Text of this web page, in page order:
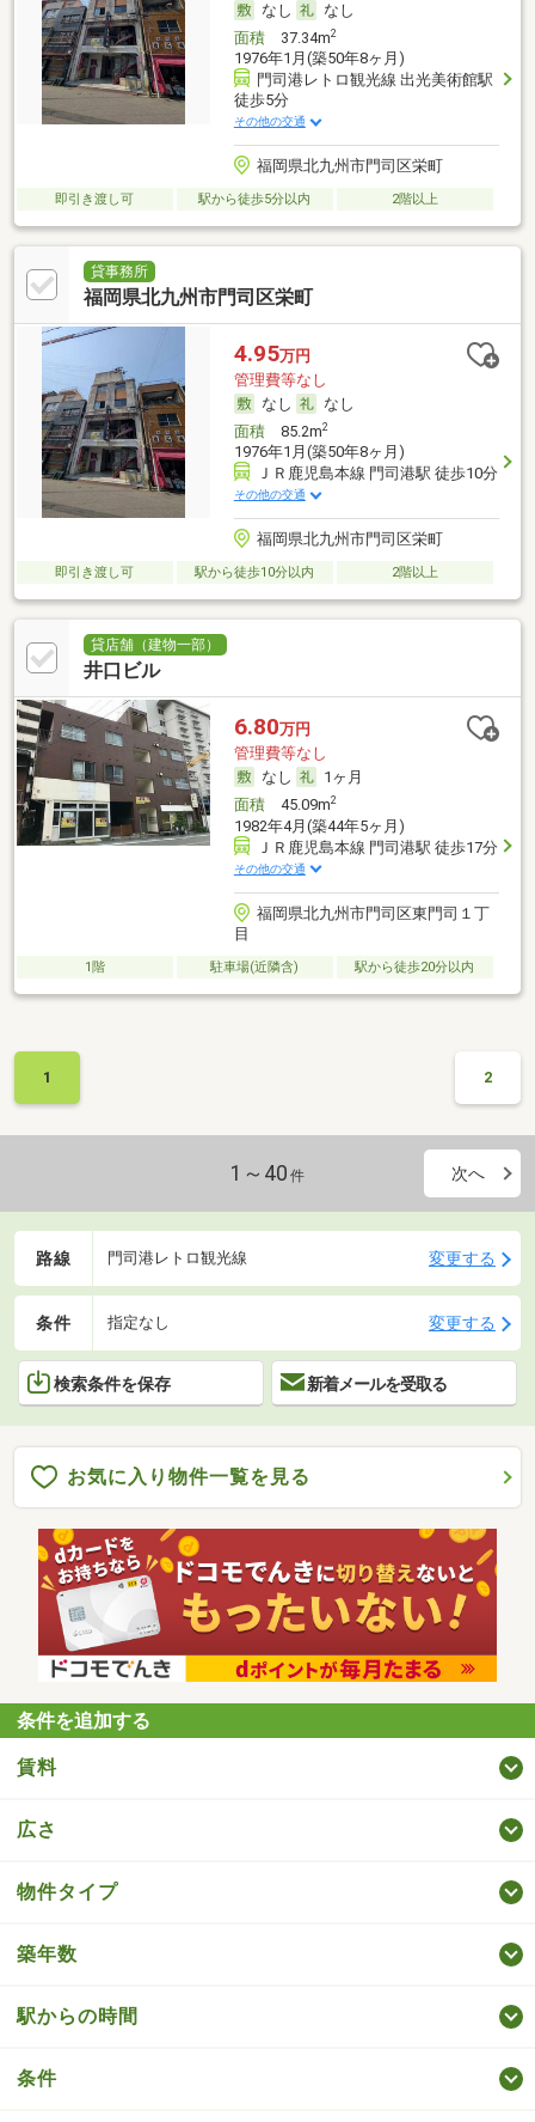
なし
なし
面積37.34m2
1976年1月(築50年8ヶ月)
門司港レトロ観光線 出光美術館駅
徒歩5分
その他の交通
福岡県北九州市門司区栄町
即引き渡し可 駅から徒歩5分以内 2階以上
貸事務所
福岡県北九州市門司区栄町
4.95万円
管理費等なし
なし
なし
面積85.2m2
1976年1月(築50年8ヶ月)
ＪＲ鹿児島本線 門司港駅 徒歩10分
その他の交通
福岡県北九州市門司区栄町
即引き渡し可 駅から徒歩10分以内 2階以上
貸店舗（建物一部）
井口ビル
6.80万円
管理費等なし
なし
1ヶ月
面積45.09m2
1982年4月(築44年5ヶ月)
ＪＲ鹿児島本線 門司港駅 徒歩17分
その他の交通
福岡県北九州市門司区東門司１丁
目
1階 駐車場(近隣含) 駅から徒歩20分以内
1 2
1～40 件 次へ
路線 門司港レトロ観光線 変更する
条件 指定なし 変更する
検索条件を保存 新着メールを受取る
お気に入り物件一覧を見る
条件を追加する
賃料
広さ
物件タイプ
築年数
駅からの時間
条件